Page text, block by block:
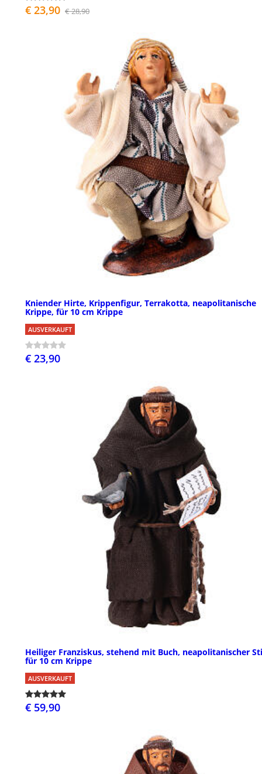
€ 23,90 € 28,90
Kniender Hirte, Krippenfigur, Terrakotta, neapolitanische
Krippe, für 10 cm Krippe
AUSVERKAUFT
€ 23,90
Heiliger Franziskus, stehend mit Buch, neapolitanischer
für 10 cm Krippe
AUSVERKAUFT
€ 59,90